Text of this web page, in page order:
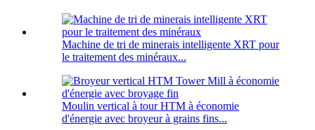
Machine de tri de minerais intelligente XRT pour
le traitement des minéraux...
Moulin vertical à tour HTM à économie
d'énergie avec broyeur à grains fins...